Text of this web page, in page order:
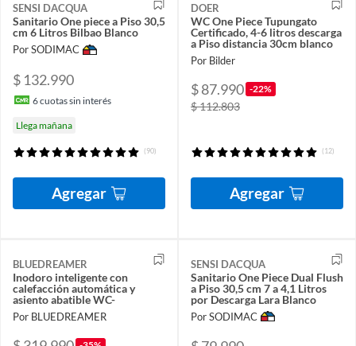
SENSI DACQUA
Sanitario One piece a Piso 30,5
cm 6 Litros Bilbao Blanco
Por SODIMAC
$ 132.990
6cuotas sin interés
Llega mañana
(90)
Agregar
DOER
WC One Piece Tupungato
Certificado, 4-6 litros descarga
a Piso distancia 30cm blanco
Por Bilder
$ 87.990 -22%
$ 112.803
(12)
Agregar
BLUEDREAMER
Inodoro inteligente con
calefacción automática y
asiento abatible WC-
Por BLUEDREAMER
SENSI DACQUA
Sanitario One Piece Dual Flush
a Piso 30,5 cm 7 a 4,1 Litros
por Descarga Lara Blanco
Por SODIMAC